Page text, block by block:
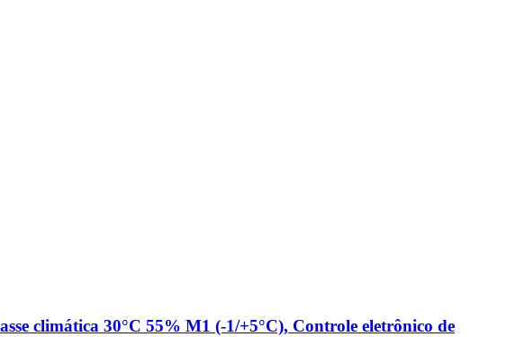
climática 30°C 55% M1 (-1/+5°C), Controle eletrônico de